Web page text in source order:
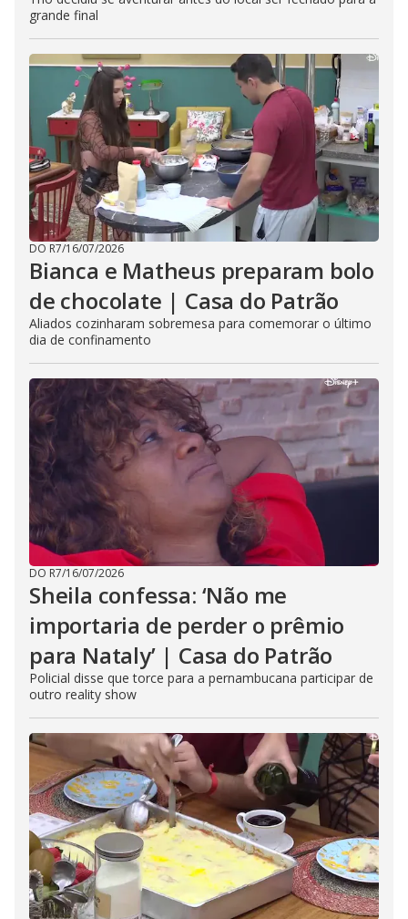
grande final
DO R7/16/07/2026
Bianca e Matheus preparam bolo
de chocolate | Casa do Patrão
Aliados cozinharam sobremesa para comemorar o último
dia de confinamento
DO R7/16/07/2026
Sheila confessa: ‘Não me
importaria de perder o prêmio
para Nataly’ | Casa do Patrão
Policial disse que torce para a pernambucana participar de
outro reality show